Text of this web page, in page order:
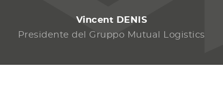
Vincent DENIS
Presidente del Gruppo Mutual Logistics